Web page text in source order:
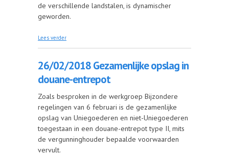
de verschillende landstalen, is dynamischer
geworden.
Lees verder
26/02/2018 Gezamenlijke opslag in
douane-entrepot
Zoals besproken in de werkgroep Bijzondere
regelingen van 6 februari is de gezamenlijke
opslag van Uniegoederen en niet-Uniegoederen
toegestaan in een douane-entrepot type II, mits
de vergunninghouder bepaalde voorwaarden
vervult.